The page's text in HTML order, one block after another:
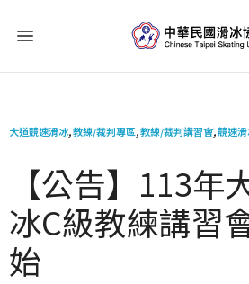
大道競速滑冰,教練/裁判專區,教練/裁判講習會,競速
【公告】113年
冰C級教練講習
始